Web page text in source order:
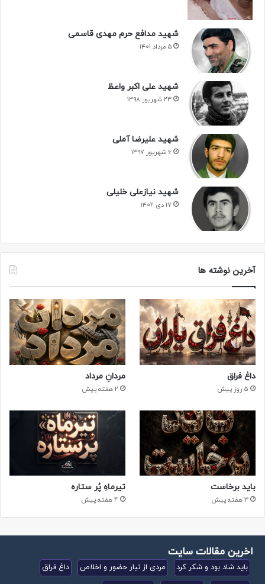
شهید مدافع حرم مهدی قاسمی
۵ مرداد ۱۴۰۱
شهید علی اکبر واعظ
۲۳ شهریور ۱۳۹۸
شهید علیرضا آملی
۶ شهریور ۱۳۹۷
شهید نیازعلی خلیلی
۱۷ دی ۱۴۰۲
آخرین نوشته ها
داغ فراق
5 روز پیش
مردانِ مرداد
2 هفته پیش
باید برخاست
3 هفته پیش
تیرماهِ پُر ستاره
4 هفته پیش
اخرین مقالات سایت
باید شاد بود و شکر کرد مردی از تبار حضور و اخلاص
داغ فراق